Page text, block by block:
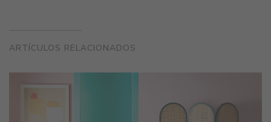
ARTÍCULOS RELACIONADOS